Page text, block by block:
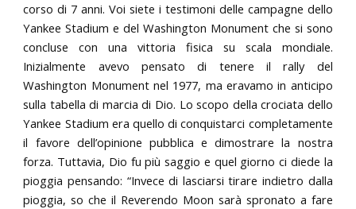
corso di 7 anni. Voi siete i testimoni delle campagne dello
Yankee Stadium e del Washington Monument che si sono
concluse con una vittoria fisica su scala mondiale.
Inizialmente avevo pensato di tenere il rally del
Washington Monument nel 1977, ma eravamo in anticipo
sulla tabella di marcia di Dio. Lo scopo della crociata dello
Yankee Stadium era quello di conquistarci completamente
il favore dell’opinione pubblica e dimostrare la nostra
forza. Tuttavia, Dio fu più saggio e quel giorno ci diede la
pioggia pensando: “Invece di lasciarsi tirare indietro dalla
pioggia, so che il Reverendo Moon sarà spronato a fare